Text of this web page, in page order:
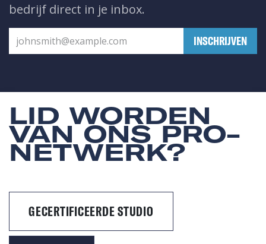
bedrijf direct in je inbox.
​INSCHRIJVEN
LID WORDEN
VAN ONS PRO-
NETWERK?
GECERTIFICEERDE STUDIO